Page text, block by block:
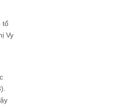
tổ
Vy